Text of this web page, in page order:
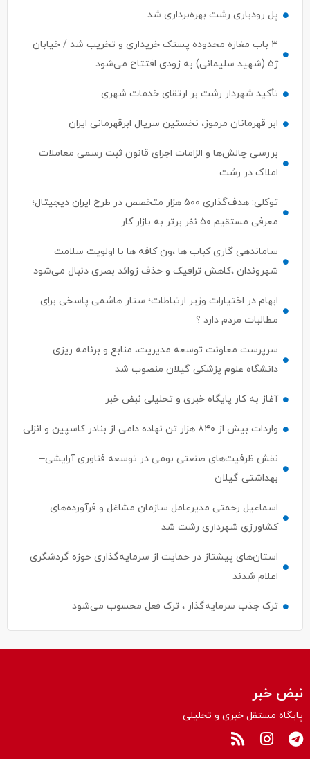
پل رودباری رشت بهره‌برداری شد
۳ باب مغازه محدوده پستک خریداری و تخریب شد / خیابان
ژ۵ (شهید سلیمانی) به زودی افتتاح می‌شود
تأکید شهردار رشت بر ارتقای خدمات شهری
ابر قهرمانان مرموز، نخستین سریال ابرقهرمانی ایران
بررسی چالش‌ها و الزامات اجرای قانون ثبت رسمی معاملات
املاک در رشت
توکلی: هدف‌گذاری ۵۰۰ هزار متخصص در طرح ایران دیجیتال؛
معرفی مستقیم ۵۰ نفر برتر به بازار کار
ساماندهی گاری کباب ها ،ون کافه ها با اولویت سلامت
شهروندان ،کاهش ترافیک و حذف زوائد بصری دنبال می‌شود
ابهام در اختیارات وزیر ارتباطات؛ ستار هاشمی پاسخی برای
مطالبات مردم دارد ؟
سرپرست معاونت توسعه مدیریت، منابع و برنامه ریزی
دانشگاه علوم پزشکی گیلان منصوب شد
آغاز به کار پایگاه خبری و تحلیلی نبض خبر
واردات بیش از ۸۴۰ هزار تن نهاده دامی از بنادر كاسپین و انزلی
نقش ظرفیت‌های صنعتی بومی در توسعه فناوری آرایشی–
بهداشتی گیلان
اسماعیل رحمتی مدیرعامل سازمان مشاغل و فرآورده‌های
کشاورزی شهرداری رشت شد
استان‌های پیشتاز در حمایت از سرمایه‌گذاری حوزه گردشگری
اعلام شدند
ترک جذب سرمایه‌گذار ، ترک فعل محسوب می‌شود
نبض خبر
پایگاه مستقل خبری و تحلیلی